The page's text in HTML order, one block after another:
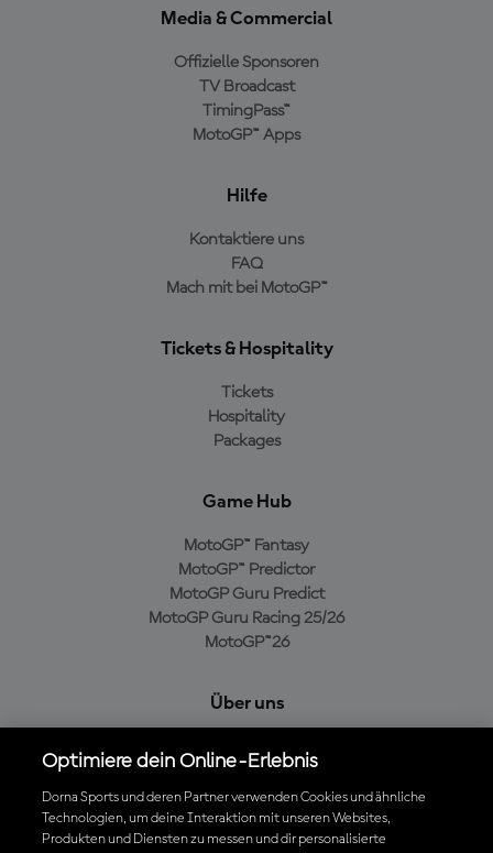
Media & Commercial
Offizielle Sponsoren
TV Broadcast
TimingPass™
MotoGP™ Apps
Hilfe
Kontaktiere uns
FAQ
Mach mit bei MotoGP™
Tickets & Hospitality
Tickets
Hospitality
Packages
Game Hub
MotoGP™ Fantasy
MotoGP™ Predictor
MotoGP Guru Predict
MotoGP Guru Racing 25/26
MotoGP™26
Über uns
Cookie-Richtlinien
Geschäftsbedingungen
Datenschutzrichtlinien
Kaufrichtlinie
Optimiere dein Online-Erlebnis
Dorna Sports und deren Partner verwenden Cookies und ähnliche
Technologien, um deine Interaktion mit unseren Websites,
Produkten und Diensten zu messen und dir personalisierte